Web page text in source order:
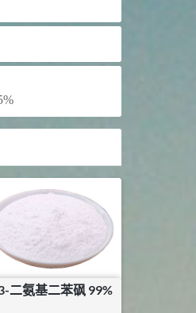
二氨基二苯砜 99%